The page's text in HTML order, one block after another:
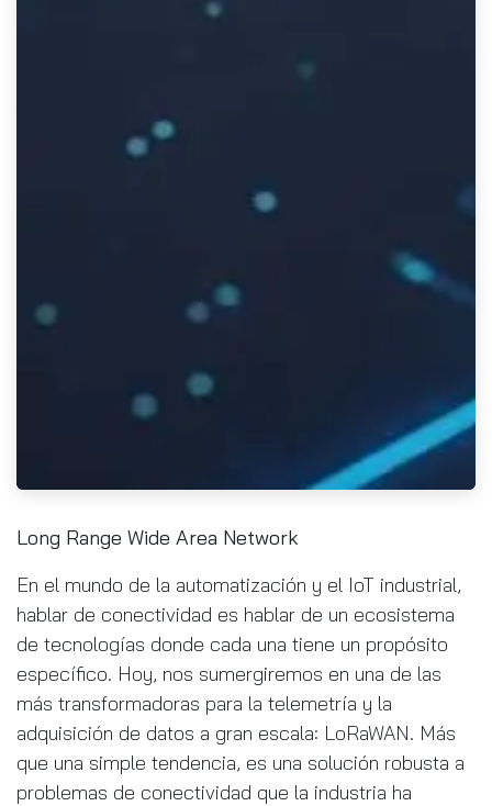
Long Range Wide Area Network
En el mundo de la automatización y el IoT industrial,
hablar de conectividad es hablar de un ecosistema
de tecnologías donde cada una tiene un propósito
específico. Hoy, nos sumergiremos en una de las
más transformadoras para la telemetría y la
adquisición de datos a gran escala: LoRaWAN. Más
que una simple tendencia, es una solución robusta a
problemas de conectividad que la industria ha